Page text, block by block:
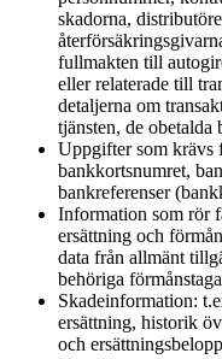
skadorna,
fullmakten till
eller relaterade till
detaljerna om
tjänsten, de
Uppgifter som krävs
bankkortsnumret,
bankreferenser
Information som rör
ersättning och
data från allmänt
behöriga
Skadeinformation:
ersättning, historik
och